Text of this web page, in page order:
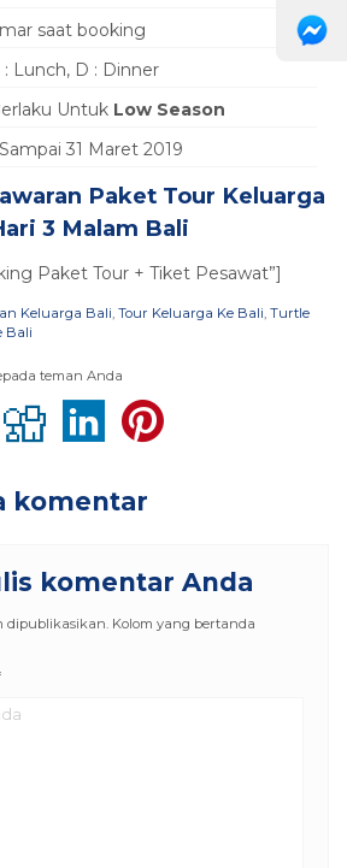
saat booking
: Lunch, D : Dinner
Untuk Low Season
31 Maret 2019
Paket Tour Keluarga
3 Malam Bali
Paket Tour + Tiket Pesawat”]
Keluarga Bali, Tour Keluarga Ke Bali, Turtle
Bali
teman Anda
komentar
komentar Anda
dipublikasikan. Kolom yang bertanda